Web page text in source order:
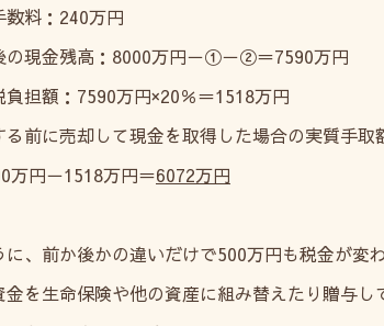
料：240万円
現金残高：8000万円－①－②＝7590万円
担額：7590万円×20％＝1518万円
前に売却して現金を取得した場合の実質手取
－1518万円＝6072万円
に、前か後かの違いだけで500万円も税金が変
を生命保険や他の資産に組み替えたり贈与し